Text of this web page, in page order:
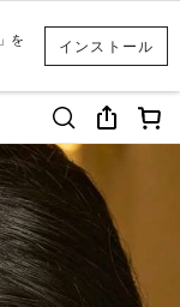
インストール
を